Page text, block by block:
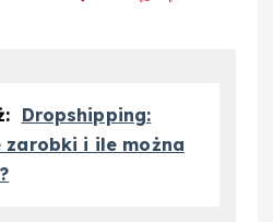
Dropshipping:
zarobki i ile można